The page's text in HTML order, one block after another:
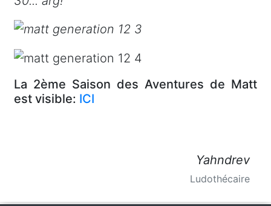
La 2ème Saison des Aventures de Matt
est visible: ICI
Yahndrev
Ludothécaire